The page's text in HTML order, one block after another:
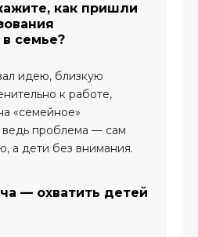
как пришли
семье?
идею, близкую
к работе,
«семейное»
проблема — сам
а дети без внимания.
— охватить детей